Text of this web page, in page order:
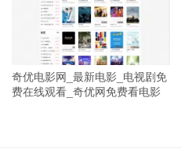
奇优电影网_最新电影_电视剧免
费在线观看_奇优网免费看电影